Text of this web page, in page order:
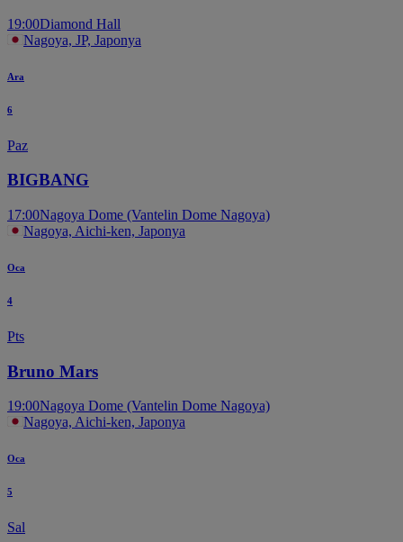
19:00Diamond Hall
Nagoya, JP, Japonya
Ara
6
Paz
BIGBANG
17:00Nagoya Dome (Vantelin Dome Nagoya)
Nagoya, Aichi-ken, Japonya
Oca
4
Pts
Bruno Mars
19:00Nagoya Dome (Vantelin Dome Nagoya)
Nagoya, Aichi-ken, Japonya
Oca
5
Sal